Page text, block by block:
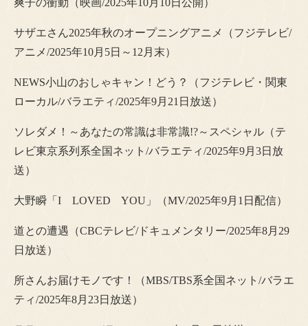
サザエさん2025年秋のオープニングアニメ（フジテレビ/
アニメ/2025年10月5日～12月末）
NEWS小山のおしゃキャン！どう？（フジテレビ・関東
ローカル/バラエティ/2025年9月21日放送）
ソレダメ！～あなたの常識は非常識!?～スペシャル（テ
レビ東京系列系全国ネット/バラエティ/2025年9月3日放
送）
大野瞬「I LOVED YOU」（MV/2025年9月1日配信）
道との遭遇（CBCテレビ/ドキュメンタリー/2025年8月29
日放送）
所さんお届けモノです！（MBS/TBS系全国ネット/バラエ
ティ/2025年8月23日放送）